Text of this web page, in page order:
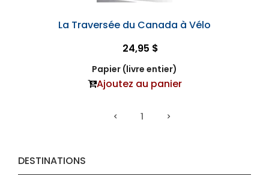
DESTINATIONS
La Traversée du Canada à Vélo
24,95 $
Papier (livre entier)
Ajoutez au panier
1